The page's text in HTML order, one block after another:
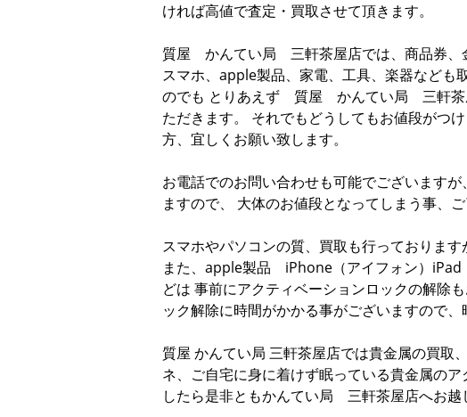
ければ高値で査定・買取させて頂きます。
質屋 かんてい局 三軒茶屋店では、商品券、
スマホ、apple製品、家電、工具、楽器なども
のでも とりあえず 質屋 かんてい局 三軒茶
ただきます。 それでもどうしてもお値段がつ
方、宜しくお願い致します。
お電話でのお問い合わせも可能でございます
ますので、 大体のお値段となってしまう事、ご
スマホやパソコンの質、買取も行っておりま
また、apple製品 iPhone（アイフォン）iPad
どは 事前にアクティベーションロックの解除
ック解除に時間がかかる事がございますので
質屋 かんてい局 三軒茶屋店では貴金属の買取
ネ、ご自宅に身に着けず眠っている貴金属の
したら是非ともかんてい局 三軒茶屋店へお越